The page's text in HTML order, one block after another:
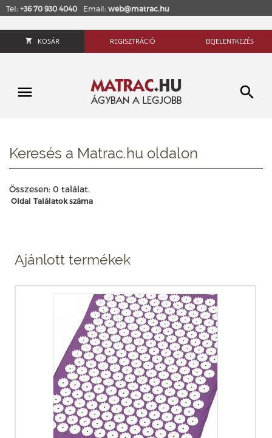
Tel: +36 70 930 4040 Email: web@matrac.hu
KOSÁR REGISZTRÁCIÓ BEJELENTKEZÉS
Keresés a Matrac.hu oldalon
Összesen: 0 találat.
Oldal Találatok száma
Ajánlott termékek